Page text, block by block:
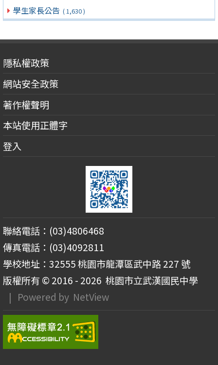
學生家長公告 ( 1,630 )
隱私權政策
網站安全政策
著作權聲明
本站使用正體字
登入
聯絡電話：(03)4806468
傳真電話：(03)4092811
學校地址：32555 桃園市龍潭區武中路 227 號
版權所有 © 2016 - 2026 桃園市立武漢國民中學
| Powered by NetView